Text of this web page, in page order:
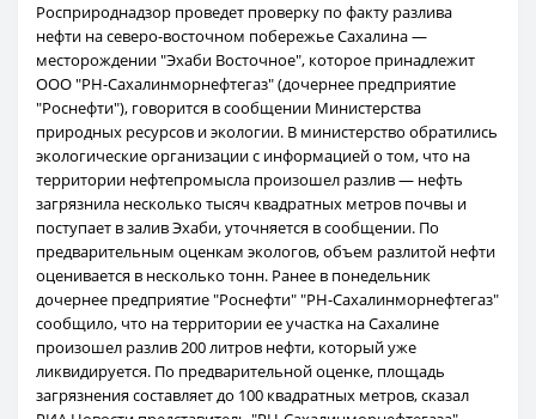
Росприроднадзор проведет проверку по факту разлива
нефти на северо-восточном побережье Сахалина —
месторождении "Эхаби Восточное", которое принадлежит
ООО "РН-Сахалинморнефтегаз" (дочернее предприятие
"Роснефти"), говорится в сообщении Министерства
природных ресурсов и экологии. В министерство обратились
экологические организации с информацией о том, что на
территории нефтепромысла произошел разлив — нефть
загрязнила несколько тысяч квадратных метров почвы и
поступает в залив Эхаби, уточняется в сообщении. По
предварительным оценкам экологов, объем разлитой нефти
оценивается в несколько тонн. Ранее в понедельник
дочернее предприятие "Роснефти" "РН-Сахалинморнефтегаз"
сообщило, что на территории ее участка на Сахалине
произошел разлив 200 литров нефти, который уже
ликвидируется. По предварительной оценке, площадь
загрязнения составляет до 100 квадратных метров, сказал